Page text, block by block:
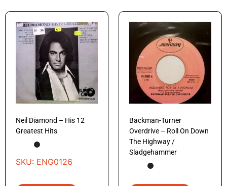
Neil Diamond – His 12
Greatest Hits
SKU: ENG0126
Backman-Turner
Overdrive – Roll On Down
The Highway /
Sladgehammer